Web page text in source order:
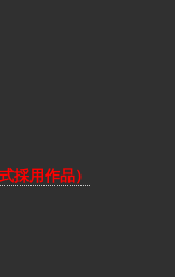
式採用作品）